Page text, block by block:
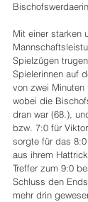
Mit einer starken
Spielzügen
Spielerinnen auf
von zwei Minuten
wobei die
dran war (68.),
bzw. 7:0 für
sorgte für das
aus ihrem
Treffer zum 9:0
Schluss den
mehr drin